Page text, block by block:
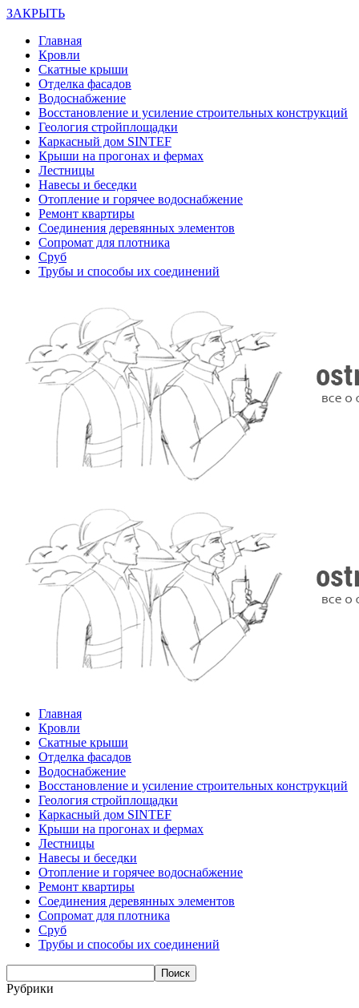
ЗАКРЫТЬ
Главная
Кровли
Скатные крыши
Отделка фасадов
Водоснабжение
Восстановление и усиление строительных конструкций
Геология стройплощадки
Каркасный дом SINTEF
Крыши на прогонах и фермах
Лестницы
Навесы и беседки
Отопление и горячее водоснабжение
Ремонт квартиры
Соединения деревянных элементов
Сопромат для плотника
Сруб
Трубы и способы их соединений
Главная
Кровли
Скатные крыши
Отделка фасадов
Водоснабжение
Восстановление и усиление строительных конструкций
Геология стройплощадки
Каркасный дом SINTEF
Крыши на прогонах и фермах
Лестницы
Навесы и беседки
Отопление и горячее водоснабжение
Ремонт квартиры
Соединения деревянных элементов
Сопромат для плотника
Сруб
Трубы и способы их соединений
Рубрики